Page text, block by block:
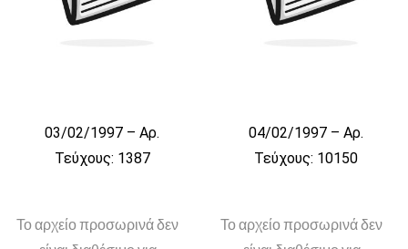
03/02/1997 – Αρ.
Τεύχους: 1387
04/02/1997 – Αρ.
Τεύχους: 10150
Το αρχείο προσωρινά δεν
Το αρχείο προσωρινά δεν